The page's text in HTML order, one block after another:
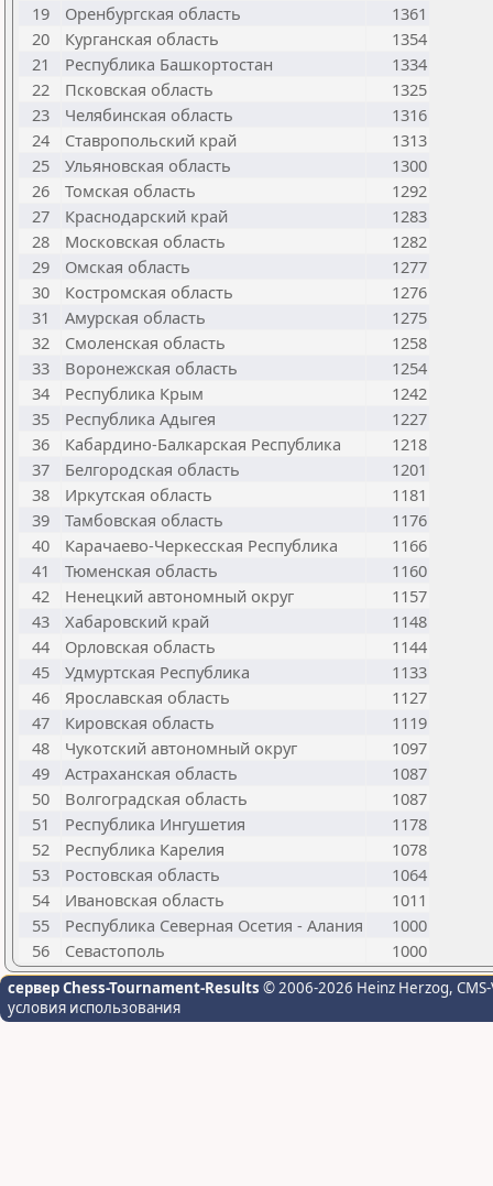
19
Оренбургская область
1361
20
Курганская область
1354
21
Республика Башкортостан
1334
22
Псковская область
1325
23
Челябинская область
1316
24
Ставропольский край
1313
25
Ульяновская область
1300
26
Томская область
1292
27
Краснодарский край
1283
28
Московская область
1282
29
Омская область
1277
30
Костромская область
1276
31
Амурская область
1275
32
Смоленская область
1258
33
Воронежская область
1254
34
Республика Крым
1242
35
Республика Адыгея
1227
36
Кабардино-Балкарская Республика
1218
37
Белгородская область
1201
38
Иркутская область
1181
39
Тамбовская область
1176
40
Карачаево-Черкесская Республика
1166
41
Тюменская область
1160
42
Ненецкий автономный округ
1157
43
Хабаровский край
1148
44
Орловская область
1144
45
Удмуртская Республика
1133
46
Ярославская область
1127
47
Кировская область
1119
48
Чукотский автономный округ
1097
49
Астраханская область
1087
50
Волгоградская область
1087
51
Республика Ингушетия
1178
52
Республика Карелия
1078
53
Ростовская область
1064
54
Ивановская область
1011
55
Республика Северная Осетия - Алания
1000
56
Севастополь 1000
сервер Chess-Tournament-Results © 2006-2026 Heinz Herzog,
условия использования